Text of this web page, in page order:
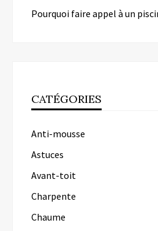
Pourquoi faire appel à un
CATÉGORIES
Anti-mousse
Astuces
Avant-toit
Charpente
Chaume